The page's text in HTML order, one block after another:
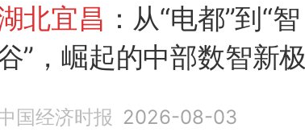
北宜昌 ：从“电都”到“智
”，崛起的中部数智新极
国经济时报 2026-08-03